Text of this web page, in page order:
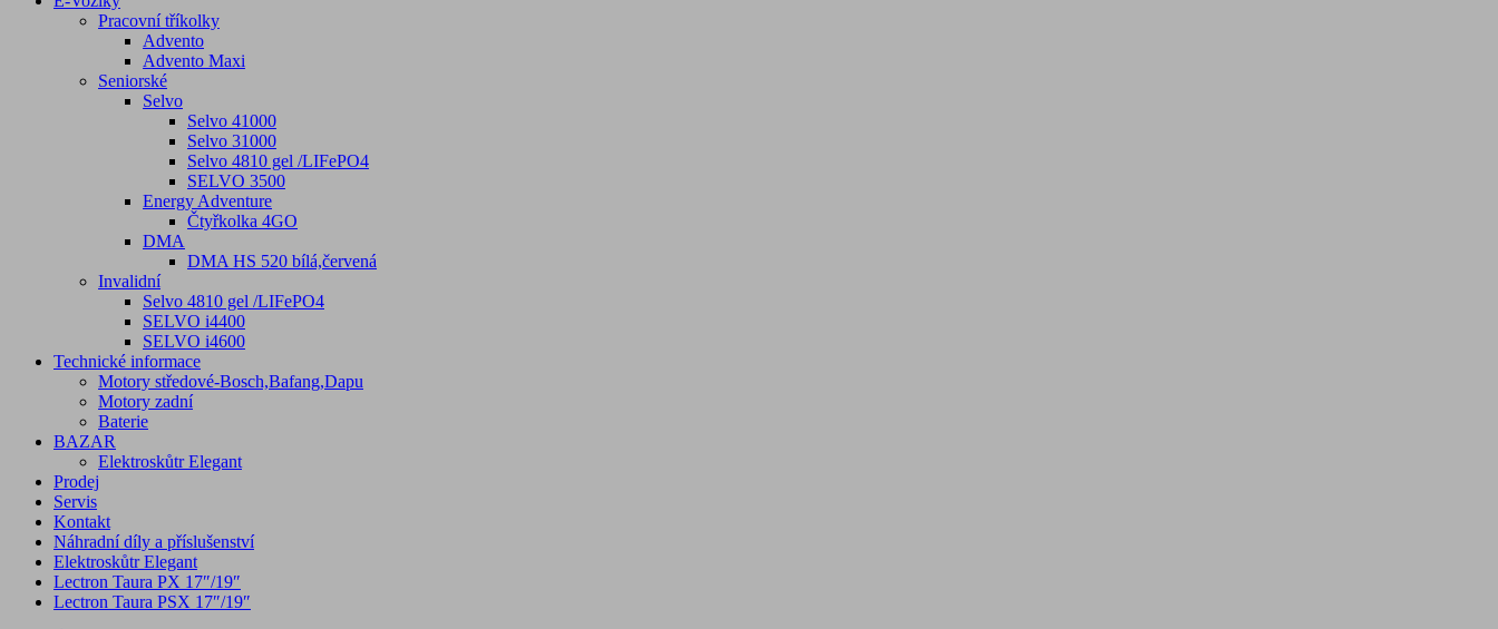
Pracovní tříkolky
Advento
Advento Maxi
Seniorské
Selvo
Selvo 41000
Selvo 31000
Selvo 4810 gel /LIFePO4
SELVO 3500
Energy Adventure
Čtyřkolka 4GO
DMA
DMA HS 520 bílá,červená
Invalidní
Selvo 4810 gel /LIFePO4
SELVO i4400
SELVO i4600
Technické informace
Motory středové-Bosch,Bafang,Dapu
Motory zadní
Baterie
BAZAR
Elektroskůtr Elegant
Prodej
Servis
Kontakt
Náhradní díly a příslušenství
Elektroskůtr Elegant
Lectron Taura PX 17″/19″
Lectron Taura PSX 17″/19″